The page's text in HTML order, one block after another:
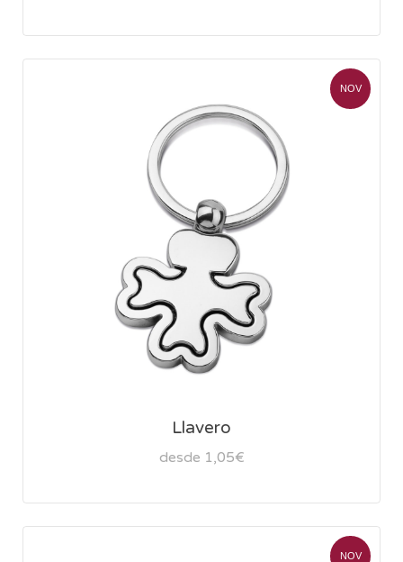
NOV
Llavero
desde 1,05€
NOV